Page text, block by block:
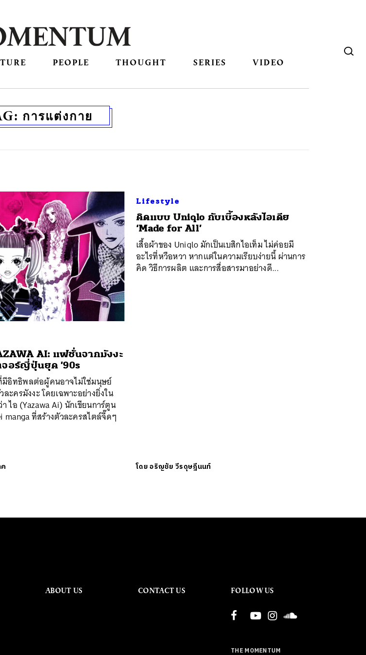
PEOPLE THOUGHT SERIES VIDEO
การแต่งกาย
AI: แฟชั่นจากมังงะ
อร์ญี่ปุ่นยุค ’90s
อิทธิพลต่อผู้คนอาจไม่ใช่มนุษย์
ะครมังงะ โดยเฉพาะอย่างยิ่งใน
ไอ (Yazawa Ai) นักเขียนการ์ตูน
ที่สร้างตัวละครสไตล์จี๊ดๆ
Lifestyle
คิดแบบ Uniqlo กับเบื้องหลังไอเดีย
‘Made for All’
เสื้อผ้าของ Uniqlo มักเป็นเบสิกไอเท็ม ไม่ค่อยมี
อะไรที่หวือหวา หากแต่ในความเรียบง่ายนี้ ผ่านการ
คิด วิธีการผลิต และการสื่อสารมาอย่างดี...
โดย อริญชัย วีรดุษฎีนนท์
ABOUT US CONTACT US FOLLOW US
THE MOMENTUM
TWEET LINE EMAIL